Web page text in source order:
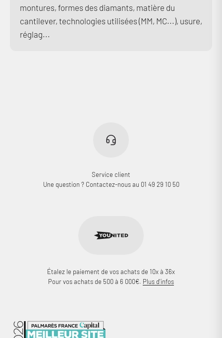
montures, formes des diamants, matière du
cantilever, technologies utilisées (MM, MC...), usure,
réglag...
Service client
Une question ? Contactez-nous au 01 49 29 10 50
Étalez le paiement de vos achats de 10x à 36x
Pour vos achats de 500 à 6 000€. Plus d'infos